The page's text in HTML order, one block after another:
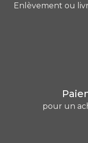
Enlèvement ou
pour un